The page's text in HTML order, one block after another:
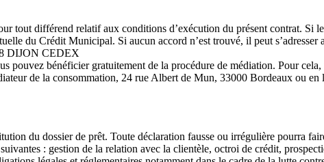
tout différend relatif aux conditions d’exécution du présent contrat. Si
du Crédit Municipal. Si aucun accord n’est trouvé, il peut
DIJON CEDEX
pouvez bénéficier gratuitement de la procédure de médiation. Pour
de la consommation, 24 rue Albert de Mun, 33000 Bordeaux ou en
du dossier de prêt. Toute déclaration fausse ou irrégulière pourra
: gestion de la relation avec la clientèle, octroi de crédit,